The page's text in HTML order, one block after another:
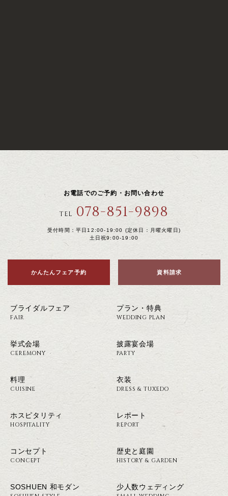
お電話でのご予約・お問い合わせ
TEL 078-851-9898
受付時間：平日12:00-19:00 (定休日：月曜火曜日)
土日祝9:00-19:00
かんたんフェア予約 資料請求
ブライダルフェア
FAIR
プラン・特典
WEDDING PLAN
挙式会場
CEREMONY
披露宴会場
PARTY
料理
CUISINE
衣装
DRESS & TUXEDO
ホスピタリティ
HOSPITALITY
レポート
REPORT
コンセプト
CONCEPT
歴史と庭園
HISTORY & GARDEN
SOSHUEN 和モダン 少人数ウェディング